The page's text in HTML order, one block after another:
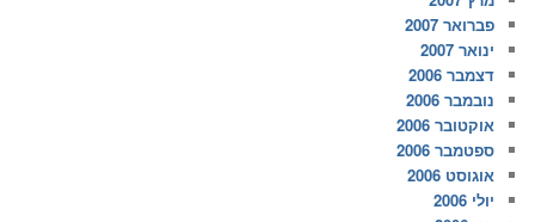
פברואר 2007
ינואר 2007
דצמבר 2006
נובמבר 2006
אוקטובר 2006
ספטמבר 2006
אוגוסט 2006
יולי 2006